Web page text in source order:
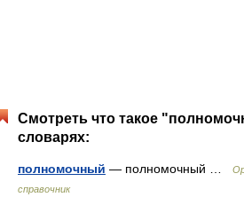
Смотреть что такое
словарях:
полномочный — полномочный …
справочник